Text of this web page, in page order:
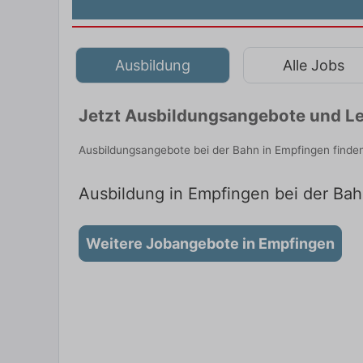
Ausbildung Alle Jobs
Jetzt Ausbildungsangebote und
Ausbildungsangebote bei der Bahn in Empfingen
Ausbildung in Empfingen bei der
Weitere Jobangebote in Empfingen